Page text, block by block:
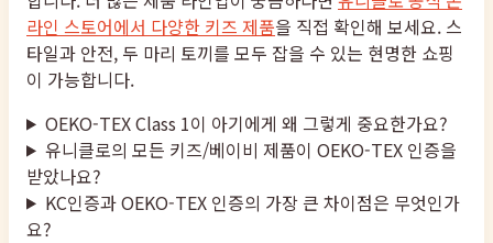
라인 스토어에서 다양한 키즈 제품을 직접 확인해 보세요. 스
타일과 안전, 두 마리 토끼를 모두 잡을 수 있는 현명한 쇼핑
이 가능합니다.
OEKO-TEX Class 1이 아기에게 왜 그렇게 중요한가요?
유니클로의 모든 키즈/베이비 제품이 OEKO-TEX 인증을
받았나요?
KC인증과 OEKO-TEX 인증의 가장 큰 차이점은 무엇인가
요?